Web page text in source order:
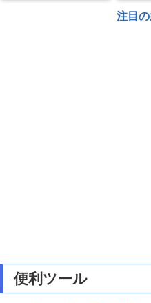
注目
便利ツール